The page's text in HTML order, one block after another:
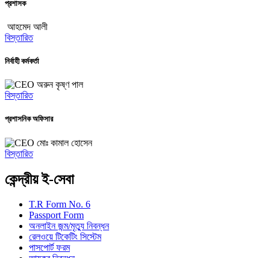
প্রশাসক
আহমেদ আলী
বিস্তারিত
নির্বাহী কর্মকর্তা
অরুন কৃষ্ণ পাল
বিস্তারিত
প্রশাসনিক অফিসার
মোঃ কামাল হোসেন
বিস্তারিত
কেন্দ্রীয় ই-সেবা
T.R Form No. 6
Passport Form
অনলাইন জন্ম/মৃত্যু নিবন্ধন
রেলওয়ে টিকেটিং সিস্টেম
পাসপোর্ট ফরম